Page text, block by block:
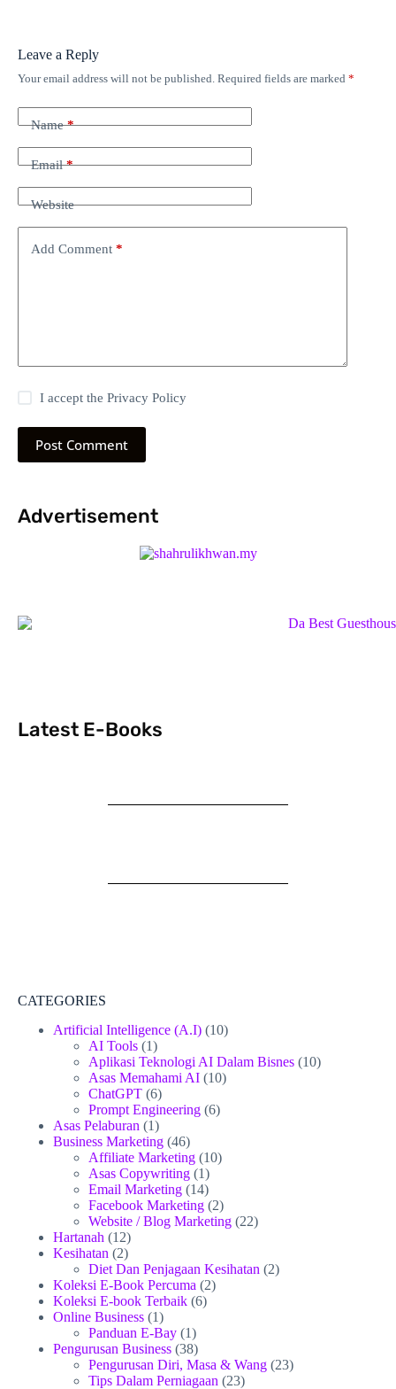
Leave a Reply
Your email address will not be published. Required fields are marked *
Name*
Email*
Website
Add Comment *
I accept thePrivacy Policy
Post Comment
Advertisement
Latest E-Books
CATEGORIES
Artificial Intelligence (A.I) (10)
AI Tools (1)
Aplikasi Teknologi AI Dalam Bisnes (10)
Asas Memahami AI (10)
ChatGPT (6)
Prompt Engineering (6)
Asas Pelaburan (1)
Business Marketing (46)
Affiliate Marketing (10)
Asas Copywriting (1)
Email Marketing (14)
Facebook Marketing (2)
Website / Blog Marketing (22)
Hartanah (12)
Kesihatan (2)
Diet Dan Penjagaan Kesihatan (2)
Koleksi E-Book Percuma (2)
Koleksi E-book Terbaik (6)
Online Business (1)
Panduan E-Bay (1)
Pengurusan Business (38)
Pengurusan Diri, Masa & Wang (23)
Tips Dalam Perniagaan (23)